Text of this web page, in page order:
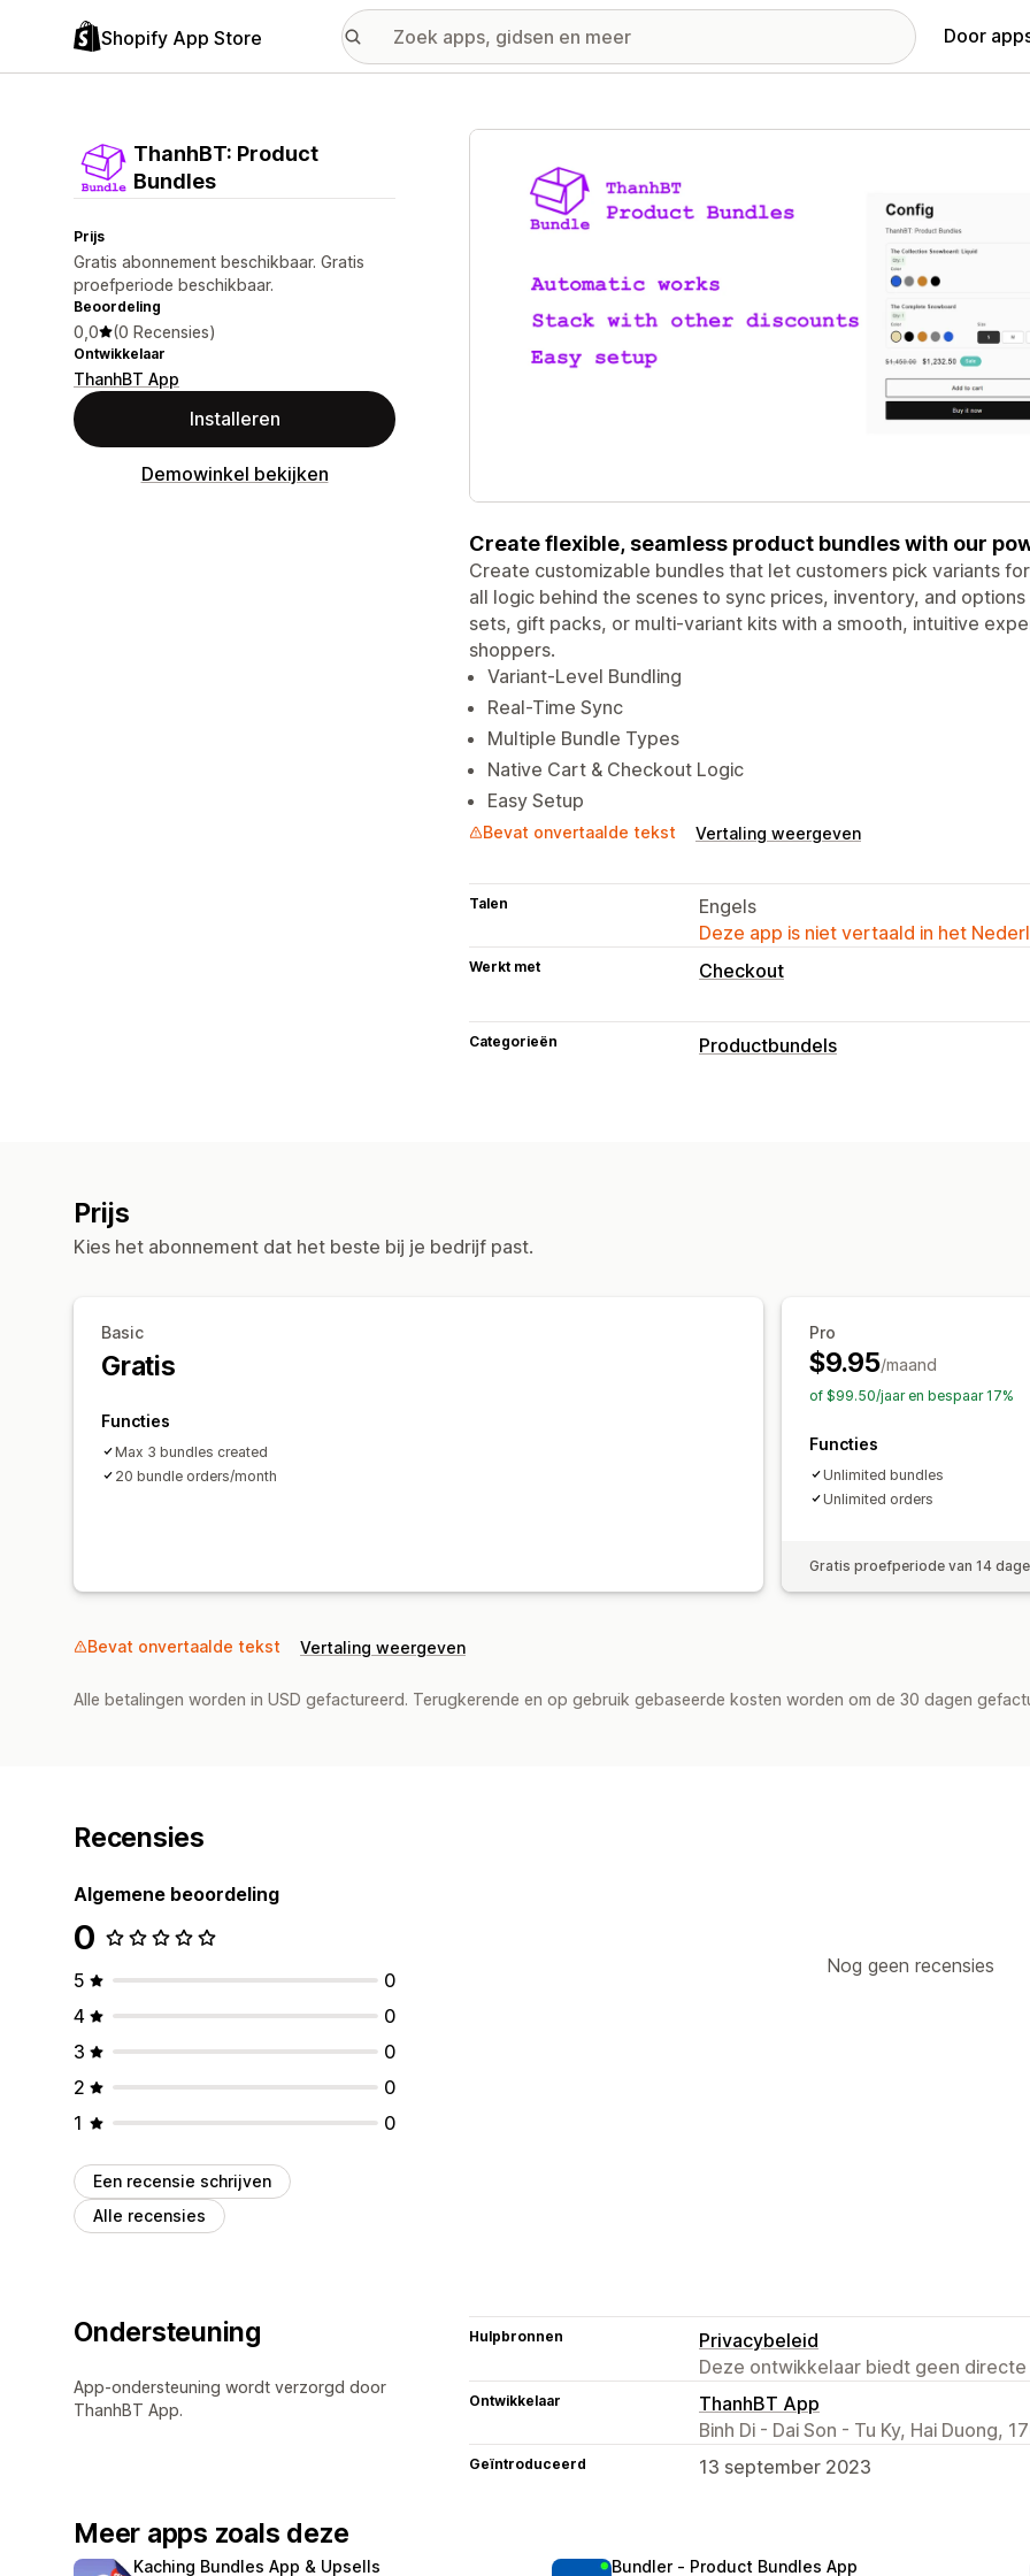
Shopify App Store Door
ThanhBT: Product
Bundles
Prijs
Gratis abonnement beschikbaar. Gratis
proefperiode beschikbaar.
Beoordeling
0,0 (0 Recensies)
Ontwikkelaar
ThanhBT App
Installeren
Demowinkel bekijken
Galerij met uitgelichte afbeeldingen
Create flexible, seamless product bundles with our
Create customizable bundles that let customers pick variants
all logic behind the scenes to sync prices, inventory, and
sets, gift packs, or multi-variant kits with a smooth, intuitive
shoppers.
Variant-Level Bundling
Real-Time Sync
Multiple Bundle Types
Native Cart & Checkout Logic
Easy Setup
Bevat onvertaalde tekst Vertaling weergeven
Talen
Engels
Deze app is niet vertaald in het
Werkt met Checkout
Categorieën Productbundels
Prijs
Kies het abonnement dat het beste bij je bedrijf past.
Basic
Gratis
Functies
Max 3 bundles created
20 bundle orders/month
Pro
$9.95/maand
of $99.50/jaar en bespaar 17%
Functies
Unlimited bundles
Unlimited orders
Gratis proefperiode van 14
Bevat onvertaalde tekst Vertaling weergeven
Alle betalingen worden in USD gefactureerd. Terugkerende en op gebruik gebaseerde kosten worden om de 30 dagen
Recensies
Algemene beoordeling
0
5
0
4
0
3
0
2
0
1
0
Een recensie schrijven
Alle recensies
Nog geen recensies
Ondersteuning
App-ondersteuning wordt verzorgd door
ThanhBT App.
Hulpbronnen
Privacybeleid
Deze ontwikkelaar biedt geen
Ontwikkelaar
ThanhBT App
Binh Di - Dai Son - Tu Ky, Hai Duong,
Geïntroduceerd 13 september 2023
Meer apps zoals deze
Kaching Bundles App & Upsells Bundler ‑ Product Bundles App